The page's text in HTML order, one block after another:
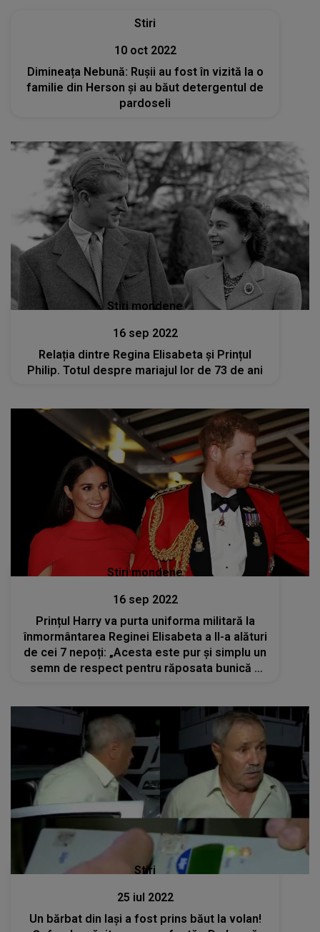
Stiri
10 oct 2022
Dimineața Nebună: Rușii au fost în vizită la o
familie din Herson și au băut detergentul de
pardoseli
Stiri mondene
16 sep 2022
Relația dintre Regina Elisabeta și Prințul
Philip. Totul despre mariajul lor de 73 de ani
Stiri mondene
16 sep 2022
Prințul Harry va purta uniforma militară la
înmormântarea Reginei Elisabeta a II-a alături
de cei 7 nepoți: „Acesta este pur și simplu un
semn de respect pentru răposata bunică a
Stiri
25 iul 2022
Un bărbat din Iași a fost prins băut la volan!